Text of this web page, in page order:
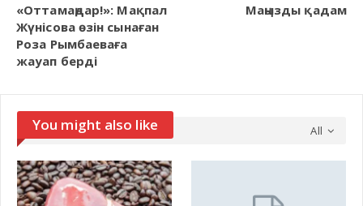
«Оттамаңдар!»: Мақпал
Жүнісова өзін сынаған
Роза Рымбаеваға
жауап берді
Маңызды қадам
All
You might also like